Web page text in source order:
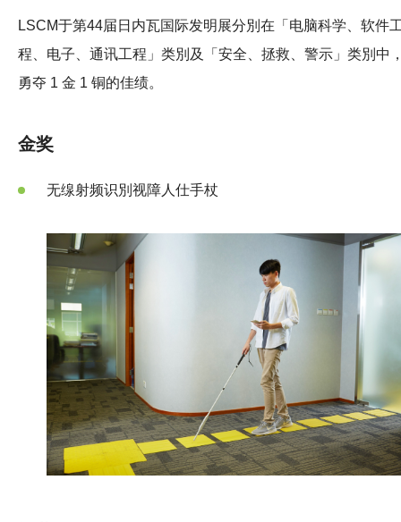
LSCM于第44届日内瓦国际发明展分別在「电脑科学、软件
程、电子、通讯工程」类別及「安全、拯救、警示」类別中
勇夺 1 金 1 铜的佳绩。
金奖
无缐射频识別视障人仕手杖